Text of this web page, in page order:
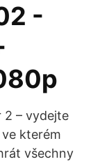
-
2 – vydejte
kterém
všechny